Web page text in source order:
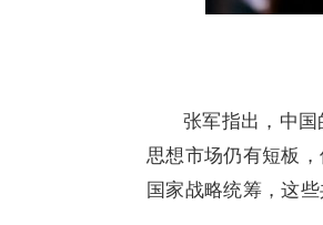
张军指出，中
思想市场仍有短板
国家战略统筹，这